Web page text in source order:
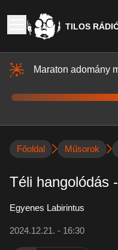
TILOS
Maraton adomány
Főoldal Műsorok
Téli hangolódás
Egyenes Labirintus
2024.12.21. - 16:30